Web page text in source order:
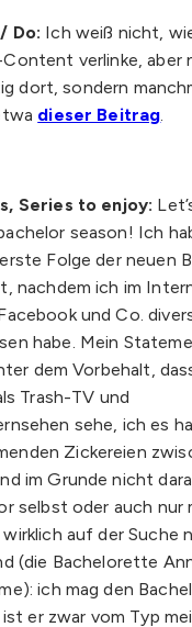
Do: Ich weiß nicht,
verlinke, aber
dort, sondern
dieser Beitrag.
Series to enjoy:
season! Ich
Folge der neuen
nachdem ich im
und Co.
habe. Mein
dem Vorbehalt,
Trash-TV und
sehe, ich es
Zickereien
im Grunde nicht
selbst oder auch nur
auf der Suche
(die Bachelorette
ich mag den
er zwar vom Typ